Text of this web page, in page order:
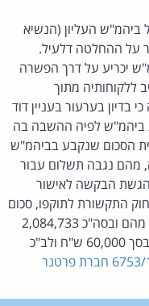
דינו של ביהמ"ש העליון (הנשיא
על ההחלטה דלעיל.
יכריע על דרך הפשרה
ללקוחותיה מתוך
בדיון בערעור בעניין דוד
ביהמ"ש לפיה ההשבה בה
הסכום שנקבע בביהמ"ש
מהם נגבה תשלום עבור
הבקשה לאישור
הייצוגית ועד כניסת תיקון 46 לחוק התקשורת לתוקפו, סכום
בשיעור של 41% מהסכום הכולל שגבתה מהם ובסה"כ 2,084,733
ש"ח. פרטנר תשלם לתובע המייצג גמול בסך 60,000 ש"ח ולב"כ
רע"א 6753/13 חברת פרטנר